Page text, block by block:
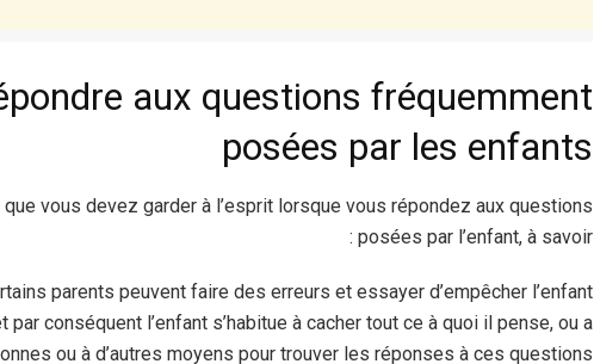
aux questions fréquemment
posées par les enfants
que vous devez garder à l’esprit lorsque vous répondez aux questions
posées par l’enfant, à savoir :
parents peuvent faire des erreurs et essayer d’empêcher l’enfant
conséquent l’enfant s’habitue à cacher tout ce à quoi il pense, ou a
ou à d’autres moyens pour trouver les réponses à ces questions.